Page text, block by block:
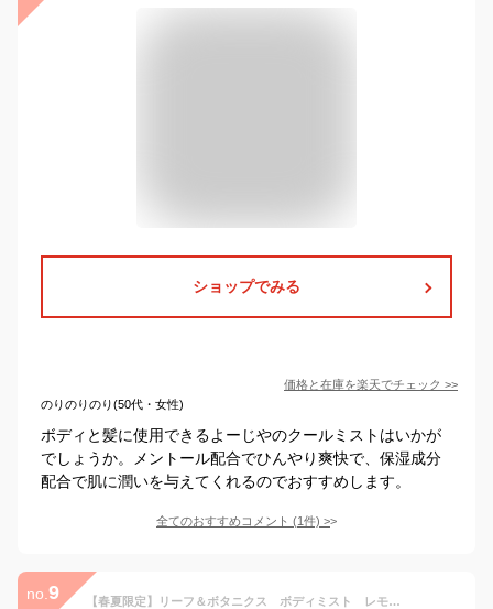
ショップでみる
価格と在庫を楽天でチェック >>
のりのりのり(50代・女性)
ボディと髪に使用できるよーじやのクールミストはいかが
でしょうか。メントール配合でひんやり爽快で、保湿成分
配合で肌に潤いを与えてくれるのでおすすめします。
全てのおすすめコメント (1件) >
no. 9 【春夏限定】リーフ＆ボタニクス ボディミスト レモン（100mL）